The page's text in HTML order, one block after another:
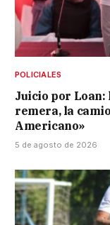
POLICIALES
Juicio por Loan:
remera, la
Americano»
5 de agosto de 2026